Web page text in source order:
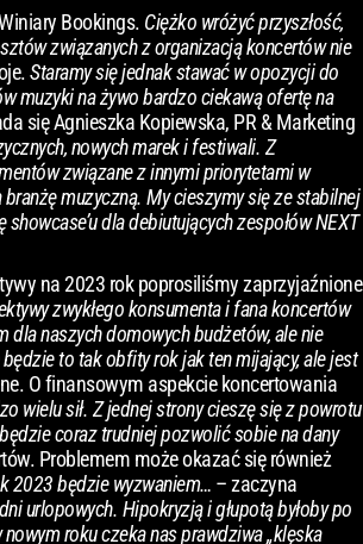
Bookings. Ciężko wróżyć przyszłość,
związanych z organizacją koncertów nie
Staramy się jednak stawać w opozycji do
muzyki na żywo bardzo ciekawą ofertę na
się Agnieszka Kopiewska, PR & Marketing
nowych marek i festiwali. Z
związane z innymi priorytetami w
muzyczną. My cieszymy się ze stabilnej
dla debiutujących zespołów NEXT
na 2023 rok poprosiliśmy zaprzyjaźnione
zwykłego konsumenta i fana koncertów
naszych domowych budżetów, ale nie
to tak obfity rok jak ten mijający, ale jest
O finansowym aspekcie koncertowania
wielu sił. Z jednej strony cieszę się z powrotu
coraz trudniej pozwolić sobie na dany
Problemem może okazać się również
2023 będzie wyzwaniem… – zaczyna
urlopowych. Hipokryzją i głupotą byłoby po
roku czeka nas prawdziwa „klęska